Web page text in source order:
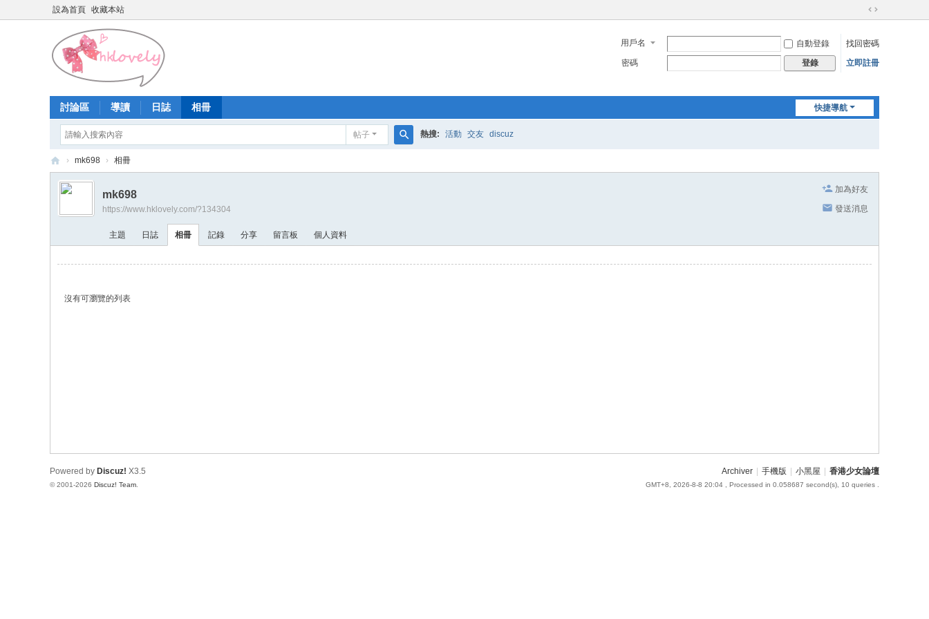
設為首頁 收藏本站
切
到
寬
用戶名 自動登錄
找回密碼
密碼
登錄 立即註冊
快捷導航
討論區 導讀 日誌 相冊
帖子
索
熱搜: 活動 交友 discuz
香
少
› mk698 › 相冊
加為好友
發送消息
mk698
https://www.hklovely.com/?134304
主題 日誌 相冊 記錄 分享 留言板 個人資料
沒有可瀏覽的列表
Archiver 手機版 小黑屋 香港少女論壇
GMT+8, 2026-8-8 20:04 , Processed in 0.058687 second(s), 10 queries .
Powered by Discuz! X3.5
© 2001-2026 Discuz! Team